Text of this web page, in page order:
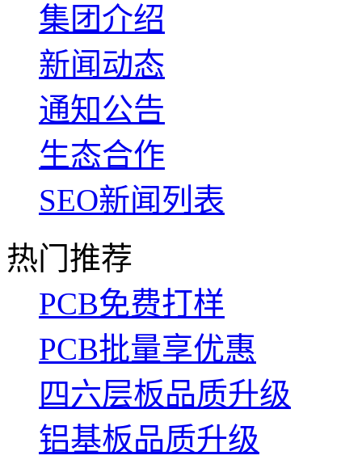
集团介绍
新闻动态
通知公告
生态合作
SEO新闻列表
热门推荐
PCB免费打样
PCB批量享优惠
四六层板品质升级
铝基板品质升级